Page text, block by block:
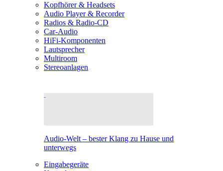
Kopfhörer & Headsets
Audio Player & Recorder
Radios & Radio-CD
Car-Audio
HiFi-Komponenten
Lautsprecher
Multiroom
Stereoanlagen
Audio-Welt – bester Klang zu Hause und
unterwegs
Eingabegeräte